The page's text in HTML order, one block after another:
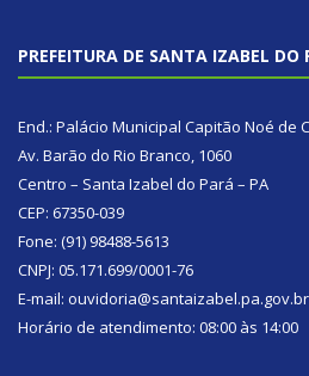
PREFEITURA DE SANTA IZABEL DO
End.: Palácio Municipal Capitão Noé de
Av. Barão do Rio Branco, 1060
Centro – Santa Izabel do Pará – PA
CEP: 67350-039
Fone: (91) 98488-5613
CNPJ: 05.171.699/0001-76
E-mail: ouvidoria@santaizabel.pa.gov.br
Horário de atendimento: 08:00 às 14:00